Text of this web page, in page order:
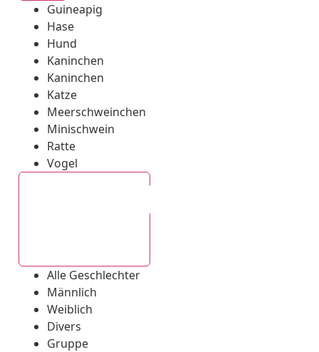
Guineapig
Hase
Hund
Kaninchen
Kaninchen
Katze
Meerschweinchen
Minischwein
Ratte
Vogel
Alle Geschlechter
Männlich
Weiblich
Divers
Gruppe